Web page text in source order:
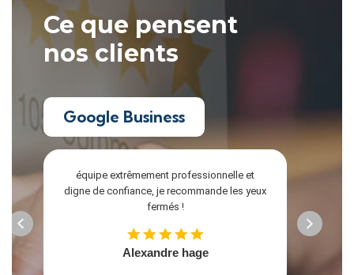
équipe extrêmement professionnelle et
digne de confiance, je recommande les yeux
fermés !
Alexandre hage
Ce que pensent
nos clients
Google Business